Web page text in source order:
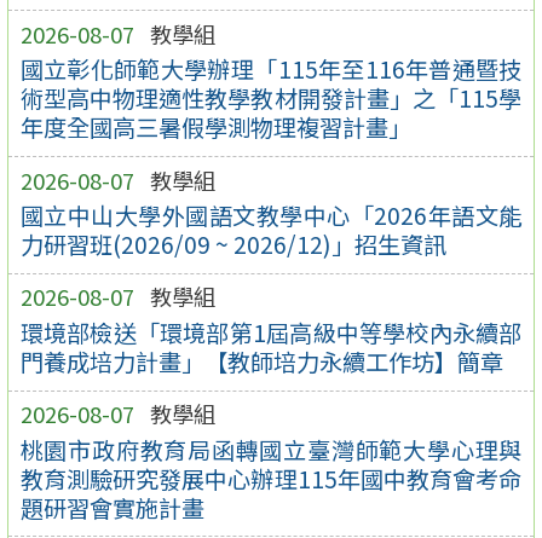
2026-08-07 教學組
國立彰化師範大學辦理「115年至116年普通暨技
術型高中物理適性教學教材開發計畫」之「115學
年度全國高三暑假學測物理複習計畫」
2026-08-07 教學組
國立中山大學外國語文教學中心「2026年語文能
力研習班(2026/09 ~ 2026/12)」招生資訊
2026-08-07 教學組
環境部檢送「環境部第1屆高級中等學校內永續部
門養成培力計畫」【教師培力永續工作坊】簡章
2026-08-07 教學組
桃園市政府教育局函轉國立臺灣師範大學心理與
教育測驗研究發展中心辦理115年國中教育會考命
題研習會實施計畫